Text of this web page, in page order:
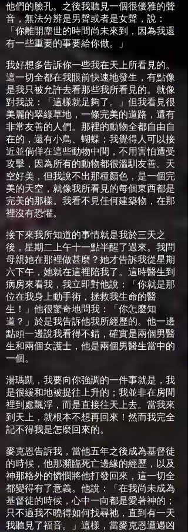
他們的臉孔。之後我聽見一個很優雅的聲
音，無法分辨是男聲或者是女聲，說：
「你離開塵世的時間尚未來到，因為我還
有一些重要的事要給你做。」
我好想多告訴你一些我在天上所看見的。
這一切全都在我眼前快速地發生，有點像
是我只被允許去看那些我所看見的。就像
對我說：「這樣就足夠了。」但我看見很
美麗的翠綠草地，一條完美的道路，還有
非常友善的人們。那裡的動物全都自由自
在的，還有小鳥、蝴蝶；我覺得人可以接
近並倘佯在這些動物中間，不用害怕遭受
攻擊，因為所有的動物都很溫馴友善。天
空好美，但我說不出那種顏色，是一個完
美的天空，就像我所看見的每個東西都是
完美的那樣。我看不見任何建築物，在那
裡沒有恐懼。
接下來我所知道的事情就是我於三天之
後，星期二上午十一點半醒了過來。我問
母親她在那裡做甚麼？她才告訴我從星期
六下午，她就在這裡陪我了。這時醫生到
病房來看我，我立即對他說：「你就是那
位在我身上動手術，拯救我生命的醫
生！」他很驚奇地問我：「你怎麼知
道？」於是我告訴他我所經歷的。他一邊
點頭一邊說我看得不錯，確實是兩個男醫
生和兩個女護士，他是兩個男醫生當中的
一個。
湯瑪凱，我要向你強調的一件事就是，我
是很緩和地被提往上升的；我並非在房間
裡到處飄浮，而是直接往天上去。當我來
到天上，就根本不想再回來！然而我完全
記不得我是怎麼回來的。
麥克恩告訴我，當他五年之後成為基督徒
的時候，他那瀕臨死亡邊緣的經歷，以及
神那格外的憐憫將他打發回來，這一切全
都變得有了意義。他說：「在我尚未成為
基督徒的時候，心中一向都是愛著神的；
只不過我不曉得如何找尋祂，直到有一天
我聽見了福音。」這樣，當麥克恩遭遇凶